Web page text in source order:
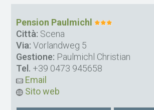
Pension Paulmichl
Città: Scena
Via: Vorlandweg 5
Gestione: Paulmichl Christian
Tel. +39 0473 945658
Email
Sito web